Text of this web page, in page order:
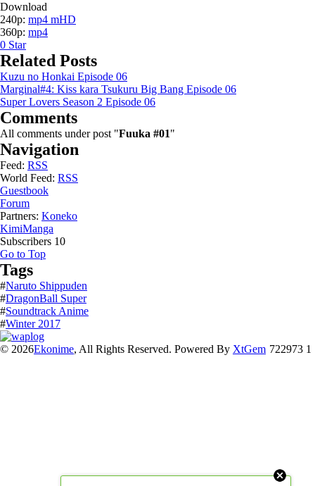
Download
240p: mp4 mHD
360p: mp4
0 Star
Related Posts
Kuzu no Honkai Episode 06
Marginal#4: Kiss kara Tsukuru Big Bang Episode 06
Super Lovers Season 2 Episode 06
Comments
All comments under post "Fuuka #01"
Navigation
Feed: RSS
World Feed: RSS
Guestbook
Forum
Partners: Koneko
KimiManga
Subscribers 10
Go to Top
Tags
#Naruto Shippuden
#DragonBall Super
#Soundtrack Anime
#Winter 2017
© 2026Ekonime, All Rights Reserved. Powered By XtGem 722973 1